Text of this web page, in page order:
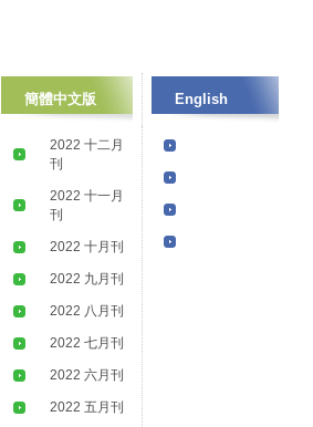
簡體中文版 English
2022 十二月
刊
2022 十一月
刊
2022 十月刊
2022 九月刊
2022 八月刊
2022 七月刊
2022 六月刊
2022 五月刊